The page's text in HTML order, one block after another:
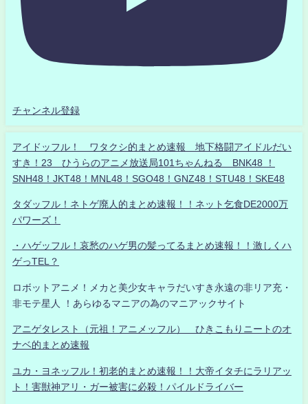
チャンネル登録
アイドッフル！ ワタクシ的まとめ速報 地下格闘アイドルだい
すき！23 ひうらのアニメ放送局101ちゃんねる BNK48 ！
SNH48！JKT48！MNL48！SGO48！GNZ48！STU48！SKE48
タダッフル！ネトゲ廃人的まとめ速報！！ネット乞食DE2000万
パワーズ！
・ハゲッフル！哀愁のハゲ男の髪ってるまとめ速報！！激しくハ
ゲっTEL？
ロボットアニメ！メカと美少女キャラだいすき永遠の非リア充・
非モテ星人 ！あらゆるマニアの為のマニアックサイト
アニゲタレスト（元祖！アニメッフル） ひきこもりニートのオ
ナベ的まとめ速報
ユカ・ヨネッフル！初老的まとめ速報！！大帝イタチにラリアッ
ト！害獣神アリ・ガー被害に必殺！パイルドライバー